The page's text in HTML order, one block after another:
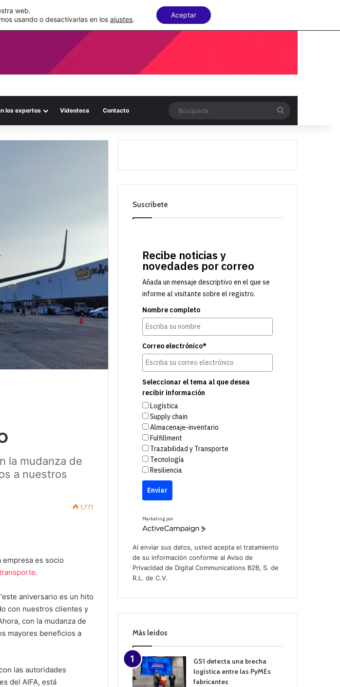
los expertos Videoteca Contacto
la mudanza de
a nuestros
1,771
es socio
.
aniversario es un hito
con nuestros clientes y
con la mudanza de
mayores beneficios a
las autoridades
del AIFA, está
Suscríbete
Recibe noticias y
novedades por correo
Añada un mensaje descriptivo en el que se
informe al visitante sobre el registro.
Nombre completo
Correo electrónico*
Seleccionar el tema al que desea
recibir información
Logística
Supply chain
Almacenaje-inventario
Fulfillment
Trazabilidad y Transporte
Tecnología
Resiliencia
Enviar
Marketing por
A
v
e
p
i
n
Al enviar sus datos, usted acepta el tratamiento
de su información conforme alAviso de
Privacidad de Digital Communications B2B, S. de
R.L. de C.V.
Más leidos
GS1 detecta una brecha
logística entre las PyMEs
fabricantes
web.
usando o desactivarlas en losajustes.
Aceptar